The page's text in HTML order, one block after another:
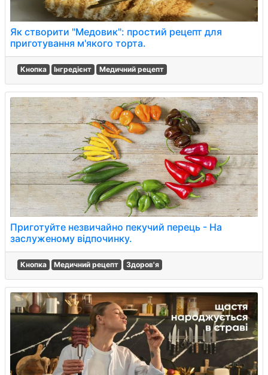
Як створити "Медовик": простий рецепт для
приготування м'якого торта.
Кнопка Інгредієнт Медичний рецепт
Приготуйте незвичайно пекучий перець - На
заслуженому відпочинку.
Кнопка Медичний рецепт Здоров'я